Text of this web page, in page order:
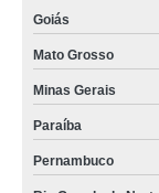
Goiás
Mato Grosso
Minas Gerais
Paraíba
Pernambuco